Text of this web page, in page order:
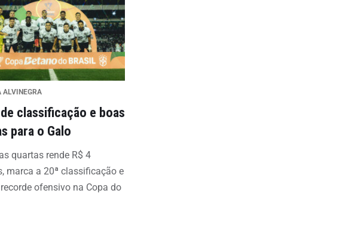
ALVINEGRA
classificação e boas
para o Galo
quartas rende R$ 4
marca a 20ª classificação e
ofensivo na Copa do